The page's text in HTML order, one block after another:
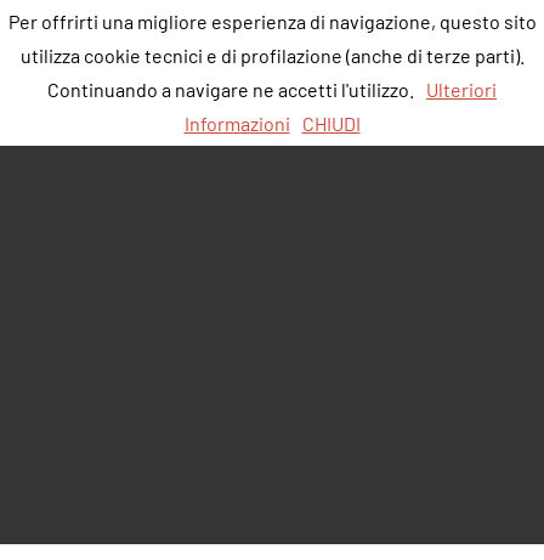
Per offrirti una migliore esperienza di navigazione, questo sito
utilizza cookie tecnici e di profilazione (anche di terze parti).
Continuando a navigare ne accetti l'utilizzo.
Ulteriori
Informazioni
CHIUDI